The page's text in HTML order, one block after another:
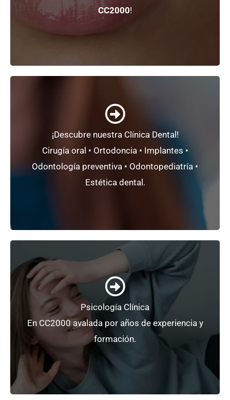
CC2000!
Medicina Estética
¡Descubre nuestra Clínica Dental!
Cirugía oral • Ortodoncia • Implantes •
Odontología preventiva • Odontopediatría •
Estética dental.
Clínica Dental CC2000+
Unproyecto únicobasado en laodontología
mínimamente invasiva.
+ Información
Psicología Clínica
En CC2000 avalada por años de experiencia y
formación.
Psicología Clínica
Para adultos, adolescentes y niños.
+ Información